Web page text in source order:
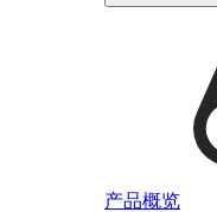
产品概览